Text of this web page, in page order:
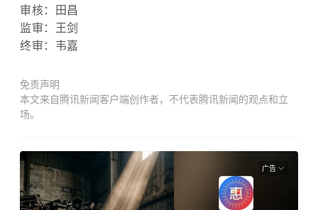
审核：
田昌
监审：王剑
终审：韦嘉
免责声明
本文来自腾讯新闻客户端创作者，不代表腾讯新闻的观点和立
场。
广告